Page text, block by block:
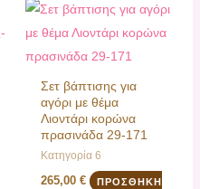
Σετ βάπτισης για
αγόρι με θέμα
Λιοντάρι κορώνα
πρασινάδα 29-171
Κατηγορία 6
265,00 € ΠΡΟΣΘΉΚΗ